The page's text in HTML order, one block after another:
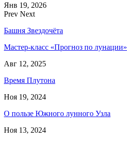
Янв 19, 2026
Prev Next
Башня Звездочёта
Мастер-класс «Прогноз по лунации»
Авг 12, 2025
Время Плутона
Ноя 19, 2024
О пользе Южного лунного Узла
Ноя 13, 2024